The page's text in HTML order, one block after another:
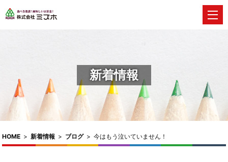
新着情報
HOME > 新着情報 > ブログ> 今はもう泣いていません！